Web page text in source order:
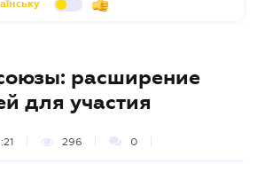
расширение
для участия
296 0